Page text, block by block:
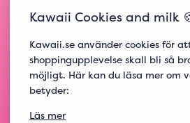
Kawaii Cookies and milk
Kawaii.se använder cookies för
shoppingupplevelse skall bli så
möjligt. Här kan du läsa mer om
betyder:
Läs mer